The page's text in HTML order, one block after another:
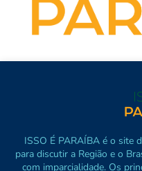
ISSO É PARAÍBA é o site
para discutir a Região e o
com imparcialidade. Os